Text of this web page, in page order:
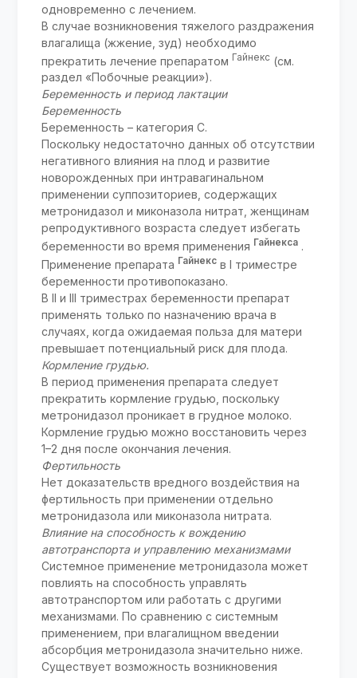
одновременно с лечением.
В случае возникновения тяжелого раздражения
влагалища (жжение, зуд) необходимо
прекратить лечение препаратом Гайнекс (см.
раздел «Побочные реакции»).
Беременность и период лактации
Беременность
Беременность – категория C.
Поскольку недостаточно данных об отсутствии
негативного влияния на плод и развитие
новорожденных при интравагинальном
применении суппозиториев, содержащих
метронидазол и миконазола нитрат, женщинам
репродуктивного возраста следует избегать
беременности во время применения Гайнекса .
Применение препарата Гайнекс в I триместре
беременности противопоказано.
В ІІ и ІІІ триместрах беременности препарат
применять только по назначению врача в
случаях, когда ожидаемая польза для матери
превышает потенциальный риск для плода.
Кормление грудью.
В период применения препарата следует
прекратить кормление грудью, поскольку
метронидазол проникает в грудное молоко.
Кормление грудью можно восстановить через
1–2 дня после окончания лечения.
Фертильность
Нет доказательств вредного воздействия на
фертильность при применении отдельно
метронидазола или миконазола нитрата.
Влияние на способность к вождению
автотранспорта и управлению механизмами
Системное применение метронидазола может
повлиять на способность управлять
автотранспортом или работать с другими
механизмами. По сравнению с системным
применением, при влагалищном введении
абсорбция метронидазола значительно ниже.
Существует возможность возникновения